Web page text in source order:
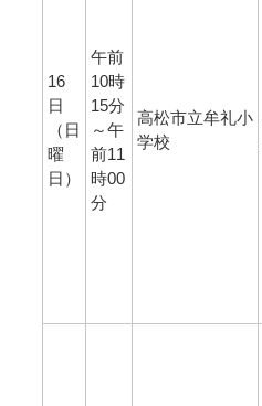
16
日
（日
曜
日）
午前
10時
15分
～午
前11
時00
分
高松市立牟礼小
学校